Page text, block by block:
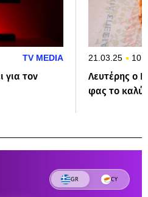
TV MEDIA
για τον
21.03.25
Λευτέρης ο
φας το